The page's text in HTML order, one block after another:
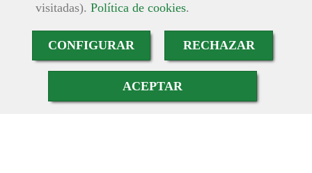
visitadas). Política de cookies.
CONFIGURAR RECHAZAR
ACEPTAR